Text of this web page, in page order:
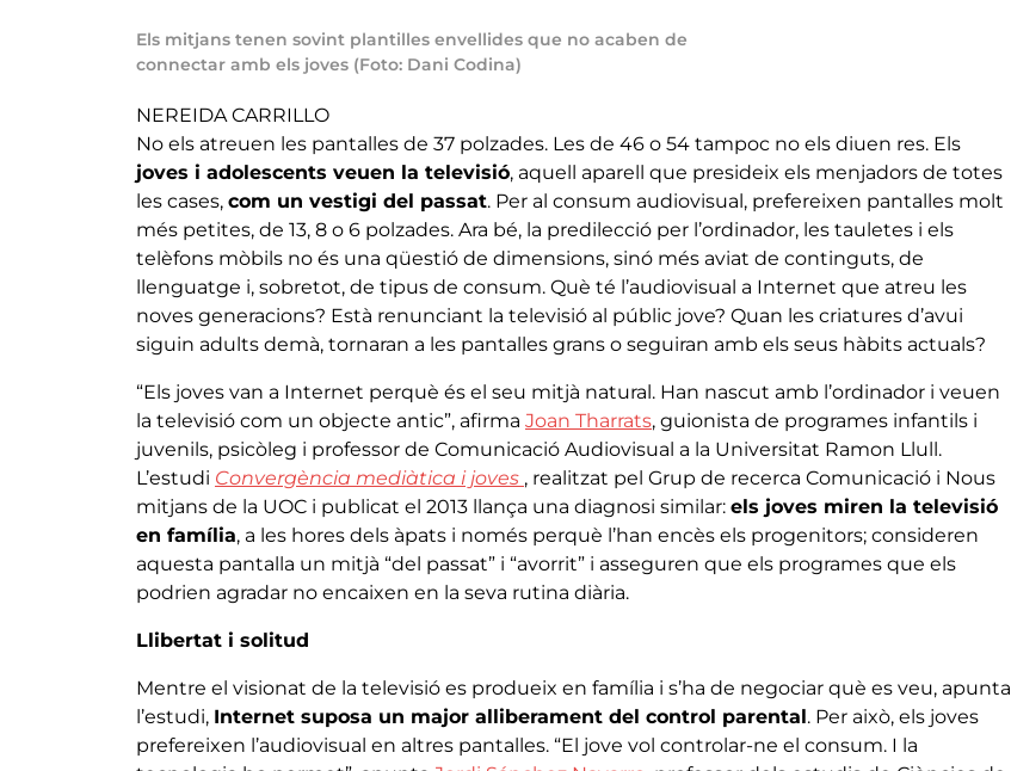
Els mitjans tenen sovint plantilles envellides que no acaben de
connectar amb els joves (Foto: Dani Codina)
NEREIDA CARRILLO
No els atreuen les pantalles de 37 polzades. Les de 46 o 54 tampoc no els diuen res. Els
joves i adolescents veuen la televisió, aquell aparell que presideix els menjadors de totes
les cases, com un vestigi del passat. Per al consum audiovisual, prefereixen pantalles molt
més petites, de 13, 8 o 6 polzades. Ara bé, la predilecció per l’ordinador, les tauletes i els
telèfons mòbils no és una qüestió de dimensions, sinó més aviat de continguts, de
llenguatge i, sobretot, de tipus de consum. Què té l’audiovisual a Internet que atreu les
noves generacions? Està renunciant la televisió al públic jove? Quan les criatures d’avui
siguin adults demà, tornaran a les pantalles grans o seguiran amb els seus hàbits actuals?
“Els joves van a Internet perquè és el seu mitjà natural. Han nascut amb l’ordinador i veuen
la televisió com un objecte antic”, afirma Joan Tharrats, guionista de programes infantils i
juvenils, psicòleg i professor de Comunicació Audiovisual a la Universitat Ramon Llull.
L’estudi Convergència mediàtica i joves , realitzat pel Grup de recerca Comunicació i Nous
mitjans de la UOC i publicat el 2013 llança una diagnosi similar: els joves miren la televisió
en família, a les hores dels àpats i només perquè l’han encès els progenitors; consideren
aquesta pantalla un mitjà “del passat” i “avorrit” i asseguren que els programes que els
podrien agradar no encaixen en la seva rutina diària.
Llibertat i solitud
Mentre el visionat de la televisió es produeix en família i s’ha de negociar què es veu, apunta
l’estudi, Internet suposa un major alliberament del control parental. Per això, els joves
prefereixen l’audiovisual en altres pantalles. “El jove vol controlar-ne el consum. I la